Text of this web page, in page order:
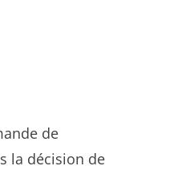
de
la décision de